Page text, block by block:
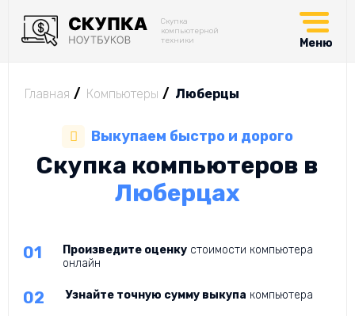
Скупка
компьютерной
техники
Меню
Главная Компьютеры Люберцы
Выкупаем быстро и дорого
Скупка компьютеров в
Люберцах
Произведите оценку стоимости компьютера
онлайн
Узнайте точную сумму выкупа компьютера